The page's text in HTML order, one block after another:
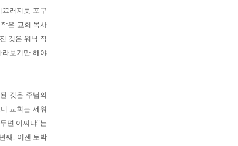
러지듯 포구
은 교회 목사
것은 워낙 작
보기만 해야
것은 주님의
교회는 세워
면 어쩌냐"는
째. 이젠 토박